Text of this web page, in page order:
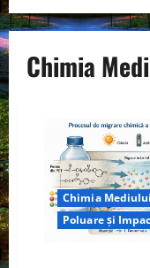
Chimia
Chimia Mediului
Poluare și